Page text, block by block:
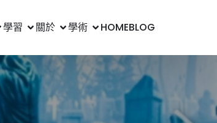
學習 關於 學術 HOMEBLOG